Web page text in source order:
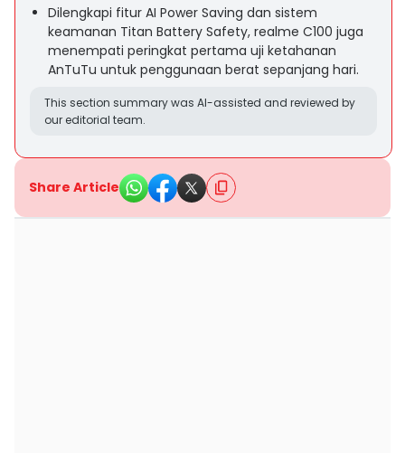
Dilengkapi fitur AI Power Saving dan sistem
keamanan Titan Battery Safety, realme C100 juga
menempati peringkat pertama uji ketahanan
AnTuTu untuk penggunaan berat sepanjang hari.
This section summary was AI-assisted and reviewed by
our editorial team.
Share Article